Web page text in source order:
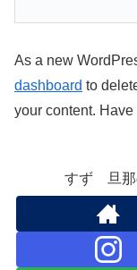
As a new
dashboard to
your content. Have
すず 旦那